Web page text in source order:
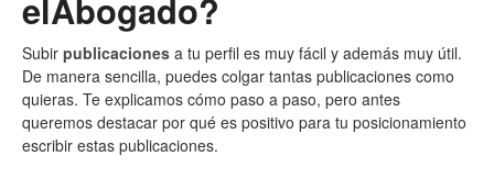
Casos de éxito
Contacto
Subir publicaciones a tu perfil es muy fácil y además muy útil.
De manera sencilla, puedes colgar tantas publicaciones como
quieras. Te explicamos cómo paso a paso, pero antes
queremos destacar por qué es positivo para tu posicionamiento
escribir estas publicaciones.